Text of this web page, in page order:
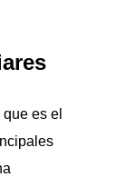
es el